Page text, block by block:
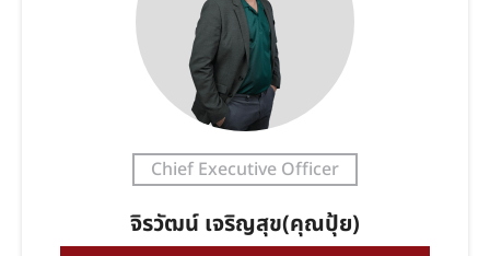
Chief Executive Officer
จิรวัฒน์ เจริญสุข(คุณปุ้ย)